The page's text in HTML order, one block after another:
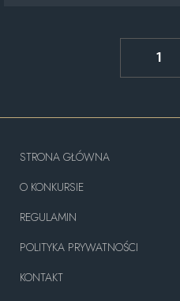
1
STRONA GŁÓWNA
O KONKURSIE
REGULAMIN
POLITYKA PRYWATNOŚCI
KONTAKT